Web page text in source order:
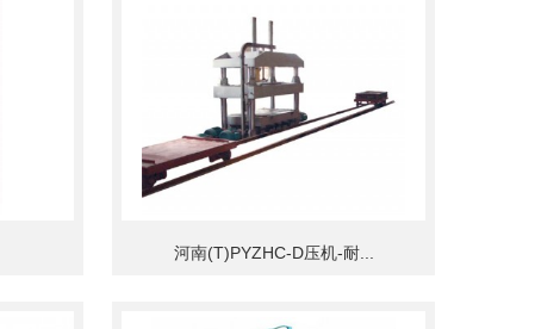
河南(T)PYZHC-D压机-耐...